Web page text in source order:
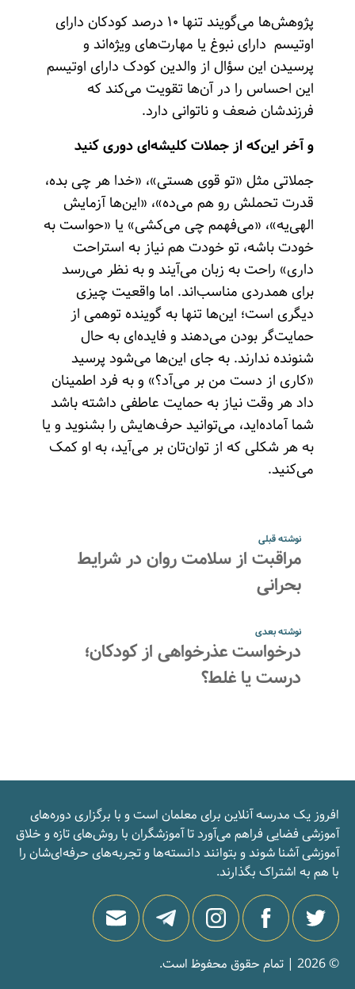
پژوهش‌ها می‌گویند تنها ۱۰ درصد کودکان دارای
اوتیسم دارای نبوغ یا مهارت‌های ویژه‌اند و
پرسیدن این سؤال از والدین کودک دارای اوتیسم
این احساس را در آن‌ها تقویت می‌کند که
فرزندشان ضعف و ناتوانی دارد.
و آخر این‌که از جملات کلیشه‌ای دوری کنید
جملاتی مثل «تو قوی هستی»، «خدا هر چی بده،
قدرت تحملش رو هم می‌ده»، «این‌ها آزمایش
الهی‌یه»، «می‌فهمم چی می‌کشی» یا «حواست به
خودت باشه، تو خودت هم نیاز به استراحت
داری» راحت به زبان می‌آیند و به نظر می‌رسد
برای همدردی مناسب‌اند. اما واقعیت چیزی
دیگری است؛ این‌ها تنها به گوینده توهمی از
حمایت‌گر بودن می‌دهند و فایده‌ای به حال
شنونده ندارند. به جای این‌ها می‌شود پرسید
«کاری از دست من بر می‌آد؟» و به فرد اطمینان
داد هر وقت نیاز به حمایت عاطفی داشته باشد
شما آماده‌اید، می‌توانید حرف‌هایش را بشنوید و یا
به هر شکلی که از توان‌تان بر می‌آید، به او کمک
می‌کنید.
نوشته قبلی
مراقبت از سلامت روان در شرایط
بحرانی
نوشته بعدی
درخواست عذرخواهی از کودکان؛
درست یا غلط؟
افروز یک مدرسه‌ آنلاین برای معلمان است و با برگزاری دوره‌های
آموزشی فضایی فراهم می‌آورد تا آموزشگران با روش‌های تازه و خلاق
آموزشی آشنا شوند و بتوانند دانسته‌ها و تجربه‌های حرفه‌ای‌شان را
با هم به اشتراک بگذارند.
© 2026 | تمام حقوق محفوظ است.